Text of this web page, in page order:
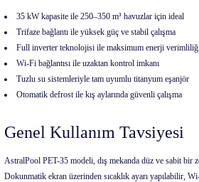
35 kW kapasite ile 250–350 m³ havuzlar için ideal
Trifaze bağlantı ile yüksek güç ve stabil çalışma
Full inverter teknolojisi ile maksimum enerji
Wi-Fi bağlantısı ile uzaktan kontrol imkanı
Tuzlu su sistemleriyle tam uyumlu titanyum eşanjör
Otomatik defrost ile kış aylarında güvenli çalışma
Genel Kullanım Tavsiyesi
AstralPool PET-35 modeli, dış mekanda düz ve sabit bir
Dokunmatik ekran üzerinden sıcaklık ayarı yapılabilir,